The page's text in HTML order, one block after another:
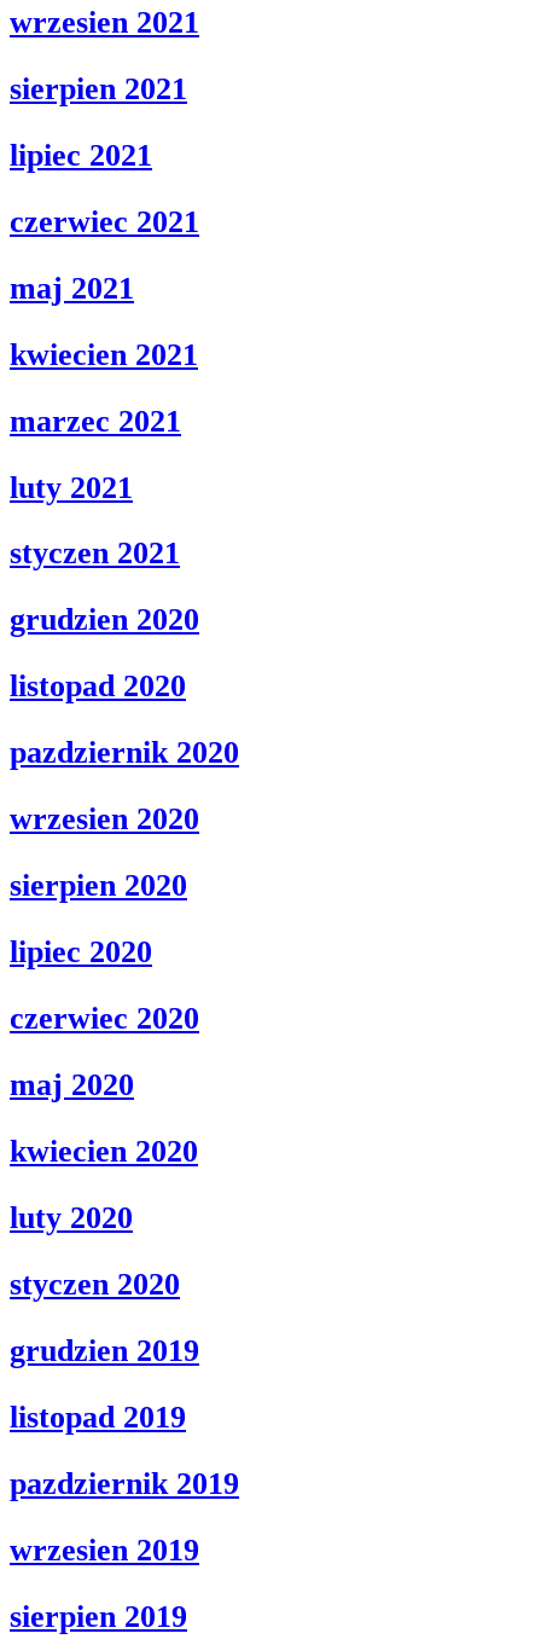
wrzesien 2021
sierpien 2021
lipiec 2021
czerwiec 2021
maj 2021
kwiecien 2021
marzec 2021
luty 2021
styczen 2021
grudzien 2020
listopad 2020
pazdziernik 2020
wrzesien 2020
sierpien 2020
lipiec 2020
czerwiec 2020
maj 2020
kwiecien 2020
luty 2020
styczen 2020
grudzien 2019
listopad 2019
pazdziernik 2019
wrzesien 2019
sierpien 2019